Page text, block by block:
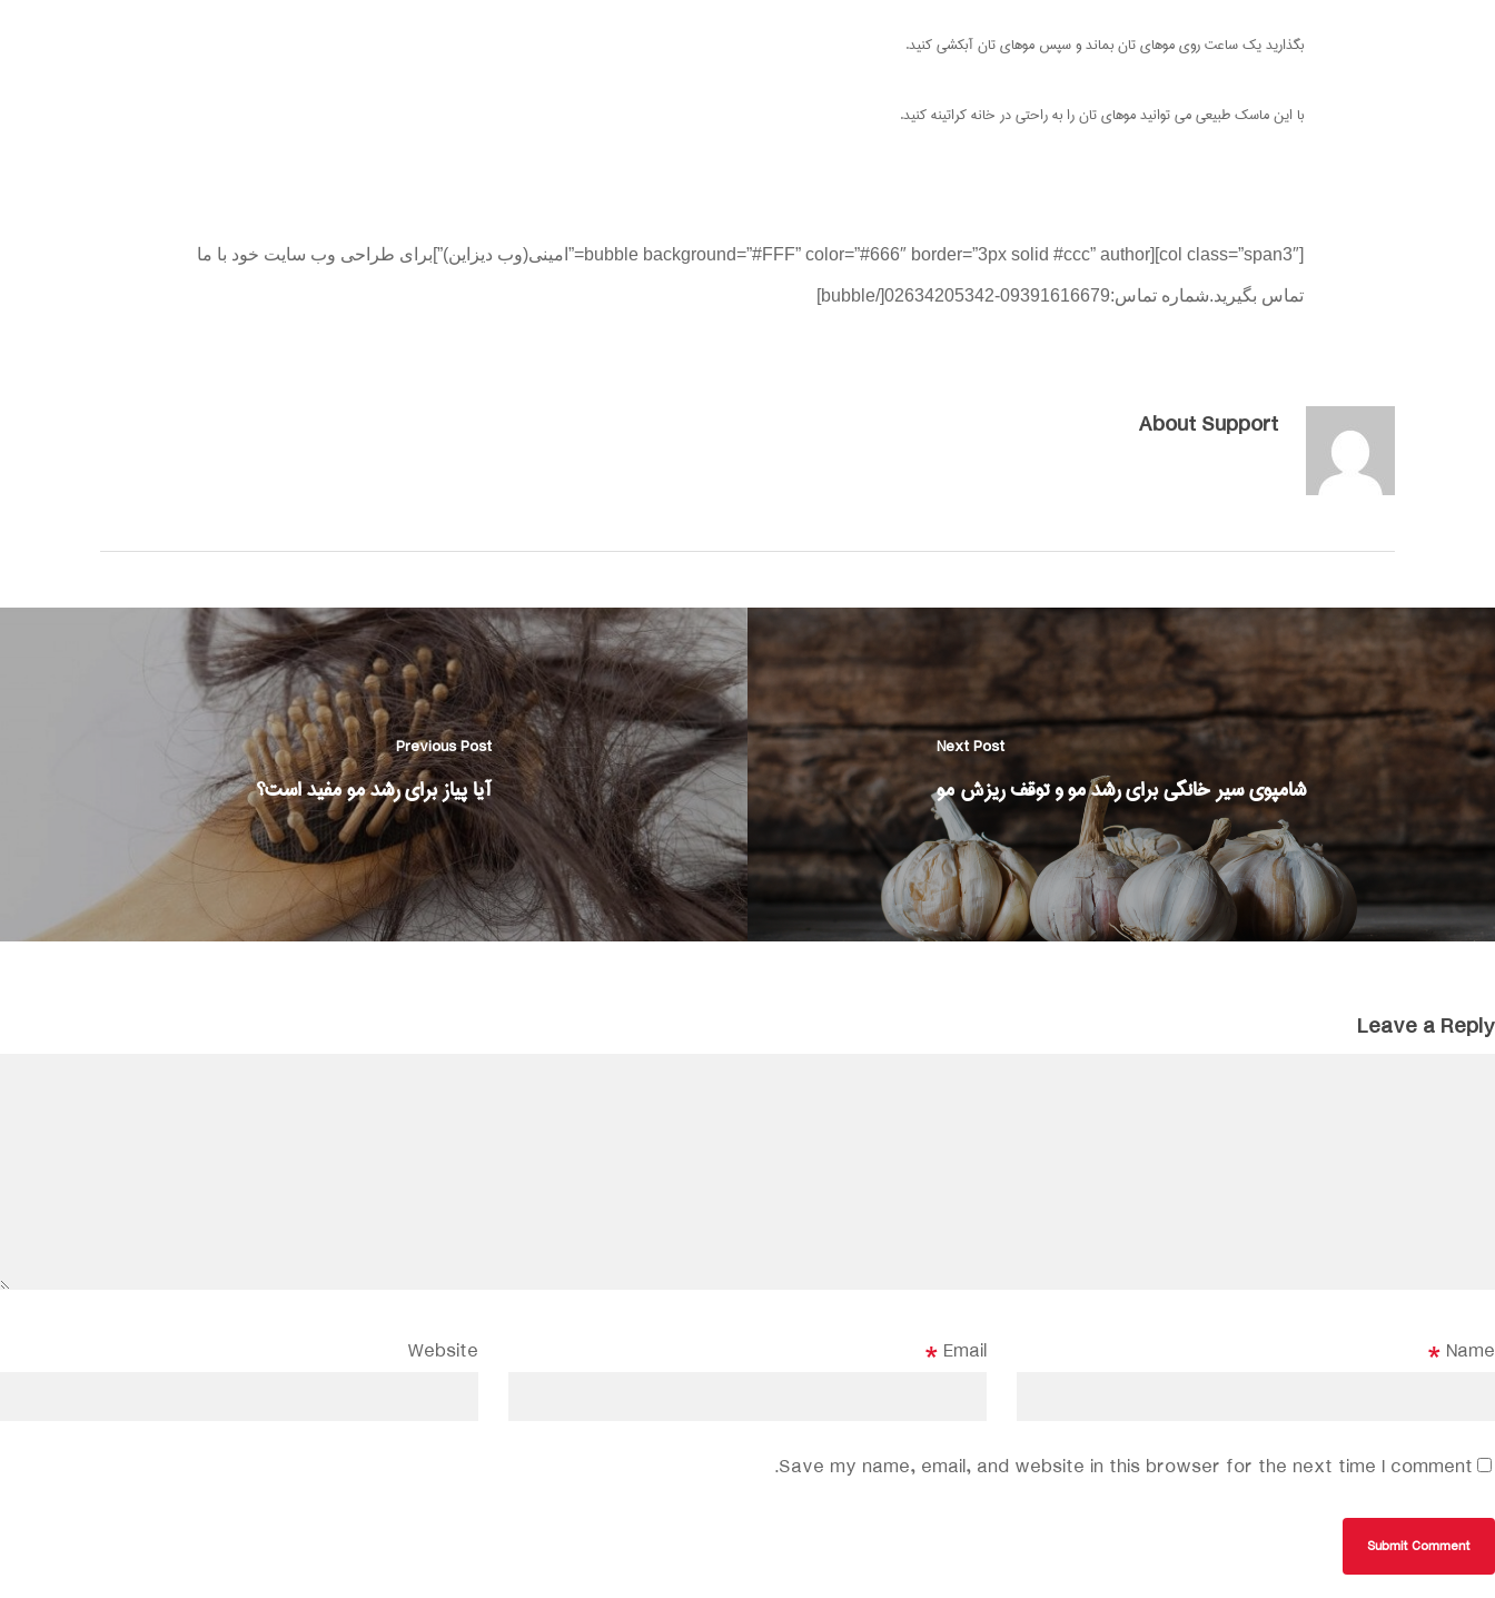
بگذارید یک ساعت روی موهای تان بماند و سپس موهای تان آبکشی کنید.
با این ماسک طبیعی می توانید موهای تان را به راحتی در خانه کراتینه کنید.
[col class=”span3″][bubble background=”#FFF” color=”#666″ border=”3px solid #ccc” author=”امینی(وب دیزاین)”]برای طراحی وب سایت خود با ما
تماس بگیرید.شماره تماس:09391616679-02634205342[/bubble]
AboutSupport
Previous Post
آیا پیاز برای رشد مو مفید است؟
Next Post
شامپوی سیر خانگی برای رشد مو و توقف ریزش مو
Leave a Reply
Name
*
Email
*
Website
Save my name, email, and website in this browser for the next time I comment.